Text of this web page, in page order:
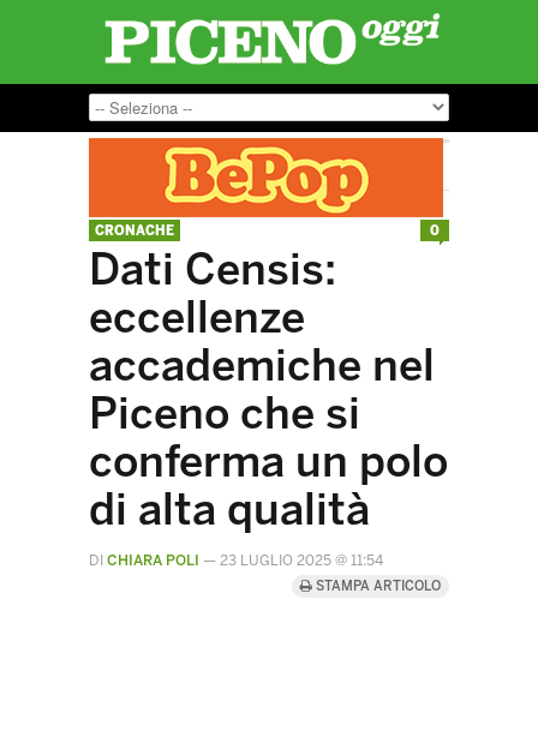
CRONACHE
Dati Censis:
eccellenze
accademiche nel
Piceno che si
conferma un polo
di alta qualità
DI CHIARA POLI — 23 LUGLIO 2025 @ 11:54
STAMPA ARTICOLO
0